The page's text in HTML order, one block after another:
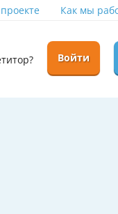
Как мы
Войти